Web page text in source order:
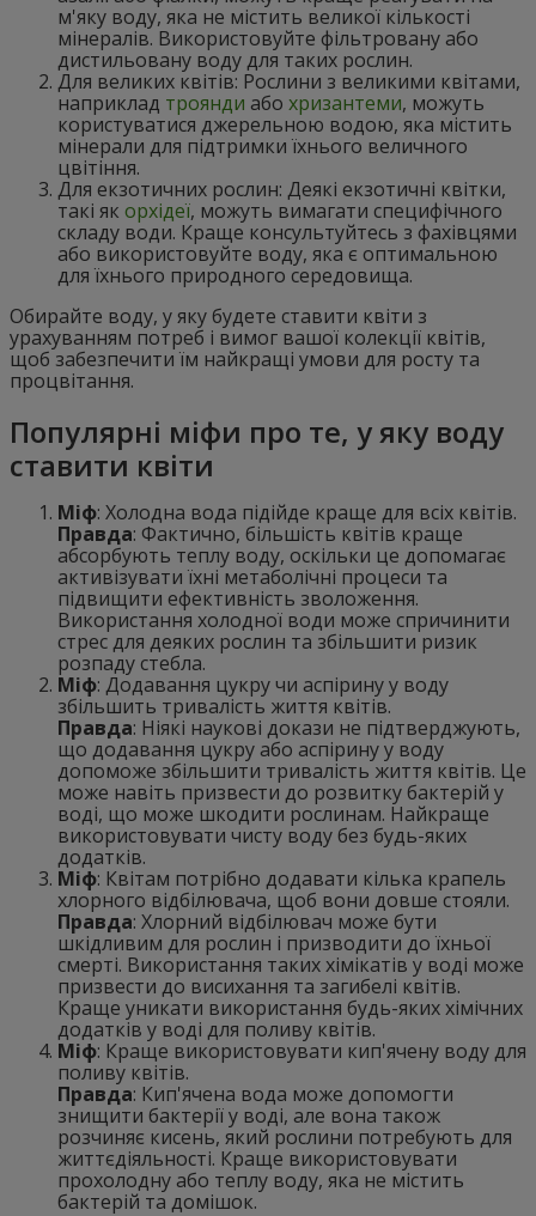
м'яку воду, яка не містить великої кількості
мінералів. Використовуйте фільтровану або
дистильовану воду для таких рослин.
Для великих квітів: Рослини з великими квітами,
наприклад троянди або хризантеми, можуть
користуватися джерельною водою, яка містить
мінерали для підтримки їхнього величного
цвітіння.
Для екзотичних рослин: Деякі екзотичні квітки,
такі як орхідеї, можуть вимагати специфічного
складу води. Краще консультуйтесь з фахівцями
або використовуйте воду, яка є оптимальною
для їхнього природного середовища.
Обирайте воду, у яку будете ставити квіти з
урахуванням потреб і вимог вашої колекції квітів,
щоб забезпечити їм найкращі умови для росту та
процвітання.
Популярні міфи про те, у яку воду
ставити квіти
Міф: Холодна вода підійде краще для всіх квітів.
Правда: Фактично, більшість квітів краще
абсорбують теплу воду, оскільки це допомагає
активізувати їхні метаболічні процеси та
підвищити ефективність зволоження.
Використання холодної води може спричинити
стрес для деяких рослин та збільшити ризик
розпаду стебла.
Міф: Додавання цукру чи аспірину у воду
збільшить тривалість життя квітів.
Правда: Ніякі наукові докази не підтверджують,
що додавання цукру або аспірину у воду
допоможе збільшити тривалість життя квітів. Це
може навіть призвести до розвитку бактерій у
воді, що може шкодити рослинам. Найкраще
використовувати чисту воду без будь-яких
додатків.
Міф: Квітам потрібно додавати кілька крапель
хлорного відбілювача, щоб вони довше стояли.
Правда: Хлорний відбілювач може бути
шкідливим для рослин і призводити до їхньої
смерті. Використання таких хімікатів у воді може
призвести до висихання та загибелі квітів.
Краще уникати використання будь-яких хімічних
додатків у воді для поливу квітів.
Міф: Краще використовувати кип'ячену воду для
поливу квітів.
Правда: Кип'ячена вода може допомогти
знищити бактерії у воді, але вона також
розчиняє кисень, який рослини потребують для
життєдіяльності. Краще використовувати
прохолодну або теплу воду, яка не містить
бактерій та домішок.